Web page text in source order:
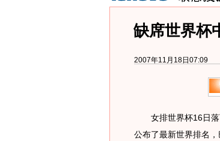
缺席世界杯
2007年11月18日07:09
女排世界杯16日落
公布了最新世界排名